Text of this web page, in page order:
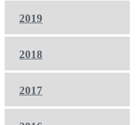
2019
2018
2017